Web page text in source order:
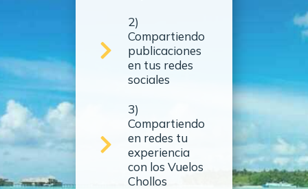
2)
Compartiendo
publicaciones
en tus redes
sociales
3)
Compartiendo
en redes tu
experiencia
con los Vuelos
Chollos